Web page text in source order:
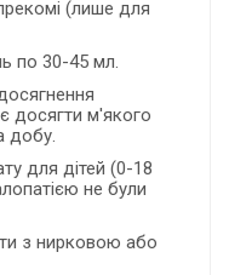
(лише для
по 30-45 мл.
досягти м'якого
добу.
для дітей (0-18
не були
з нирковою або